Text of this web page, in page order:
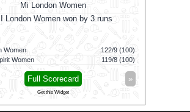
Mi London Women
London Women won by 3 runs
Women
122/9 (100)
Women
119/8 (100)
»
Full Scorecard
Get this Widget